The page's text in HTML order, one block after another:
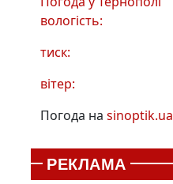
вологість:
тиск:
вітер:
Погода на sinoptik.ua
РЕКЛАМА